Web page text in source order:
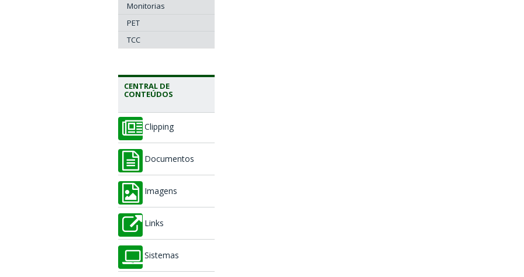
Monitorias
PET
TCC
CENTRAL DE
CONTEÚDOS
Clipping
Documentos
Imagens
Links
Sistemas